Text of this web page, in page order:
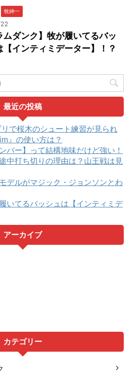
牧紳一
ムダンク】牧が履いてるバッ
【インティミデーター】！？
最近の投稿
で桜木のシュート練習が見られ
』の使い方は？
バー】って結構地味だけど強い！
中打ち切りの理由は？山王戦は見
デルがマジック・ジョンソンとわ
いてるバッシュは【インティミデ
アーカイブ
カテゴリー